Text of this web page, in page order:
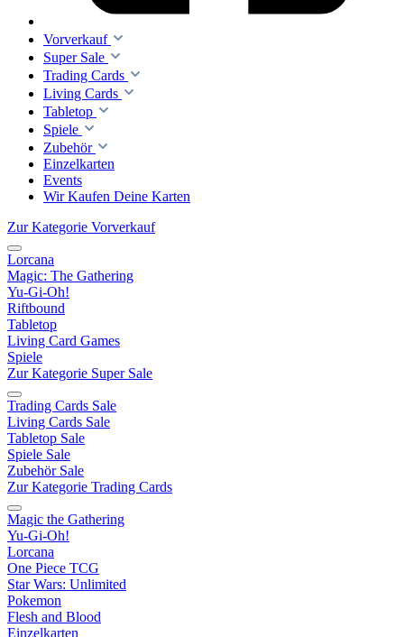
Vorverkauf
Super Sale
Trading Cards
Living Cards
Tabletop
Spiele
Zubehör
Einzelkarten
Events
Wir Kaufen Deine Karten
Zur Kategorie Vorverkauf
Lorcana
Magic: The Gathering
Yu-Gi-Oh!
Riftbound
Tabletop
Living Card Games
Spiele
Zur Kategorie Super Sale
Trading Cards Sale
Living Cards Sale
Tabletop Sale
Spiele Sale
Zubehör Sale
Zur Kategorie Trading Cards
Magic the Gathering
Yu-Gi-Oh!
Lorcana
One Piece TCG
Star Wars: Unlimited
Pokemon
Flesh and Blood
Einzelkarten